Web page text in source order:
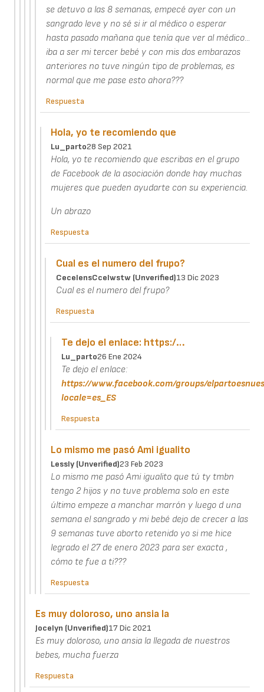
se detuvo a las 8 semanas, empecé ayer con un
sangrado leve y no sé si ir al médico o esperar
hasta pasado mañana que tenía que ver al médico...
iba a ser mi tercer bebé y con mis dos embarazos
anteriores no tuve ningún tipo de problemas, es
normal que me pase esto ahora???
Respuesta
Hola, yo te recomiendo que
Lu_parto28 Sep 2021
Hola, yo te recomiendo que escribas en el grupo
de Facebook de la asociación donde hay muchas
mujeres que pueden ayudarte con su experiencia.
Un abrazo
Respuesta
Cual es el numero del frupo?
CecelensCcelwstw (unverified)13 Dic 2023
Cual es el numero del frupo?
Respuesta
Te dejo el enlace: https:/…
Lu_parto26 Ene 2024
Te dejo el enlace:
https://www.facebook.com/groups/
locale=es_ES
Respuesta
Lo mismo me pasó Ami igualito
Lessly (unverified)23 Feb 2023
Lo mismo me pasó Ami igualito que tú ty tmbn
tengo 2 hijos y no tuve problema solo en este
último empeze a manchar marrón y luego d una
semana el sangrado y mi bebé dejo de crecer a las
9 semanas tuve aborto retenido yo si me hice
legrado el 27 de enero 2023 para ser exacta ,
cómo te fue a ti???
Respuesta
Es muy doloroso, uno ansia la
Jocelyn (unverified)17 Dic 2021
Es muy doloroso, uno ansia la llegada de nuestros
bebes, mucha fuerza
Respuesta